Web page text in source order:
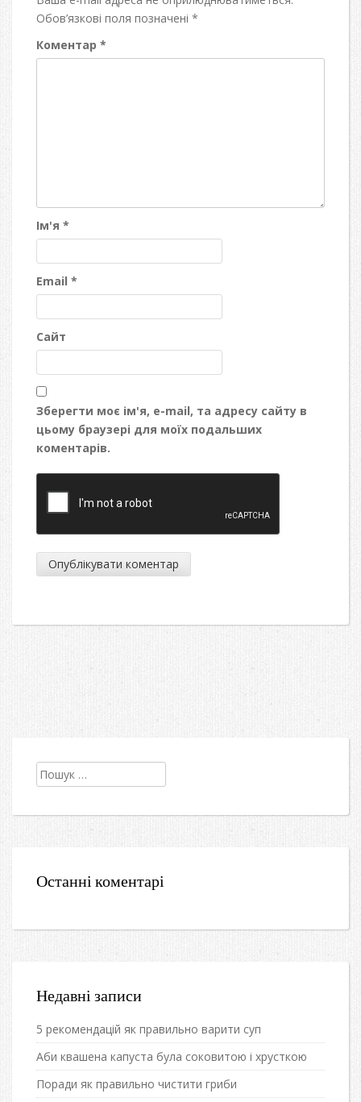
Обов’язкові поля позначені *
Коментар *
Ім'я *
Email *
Сайт
Зберегти моє ім'я, e-mail, та адресу сайту в
цьому браузері для моїх подальших
коментарів.
Пошук:
Останні коментарі
Недавні записи
5 рекомендацій як правильно варити суп
Аби квашена капуста була соковитою і хрусткою
Поради як правильно чистити гриби